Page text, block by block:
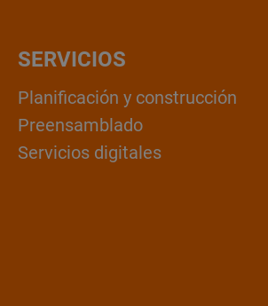
SERVICIOS
Planificación y construcción
Preensamblado
Servicios digitales